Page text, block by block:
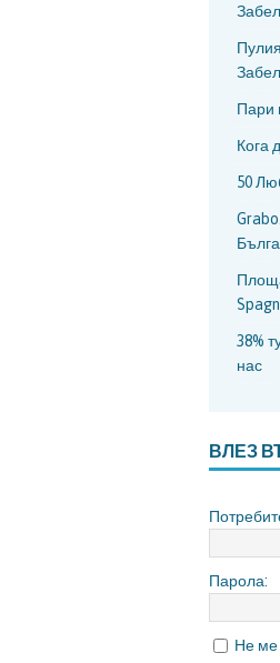
Пари
Кога
50
38%
нас
ВЛЕЗ
Парола:
Не ме